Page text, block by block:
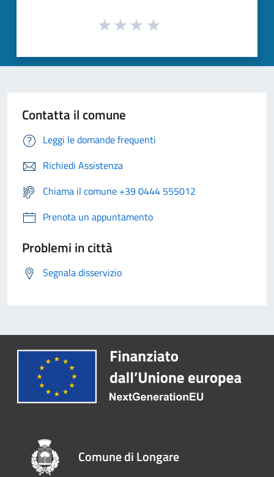
Contatta il comune
Leggi le domande frequenti
Richiedi Assistenza
Chiama il comune +39 0444 555012
Prenota un appuntamento
Problemi in città
Segnala disservizio
Comune di Longare